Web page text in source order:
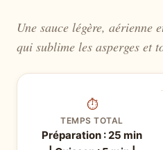
Une sauce légère, aérienne
qui sublime les asperges et
⏱
TEMPS TOTAL
Préparation : 25 min